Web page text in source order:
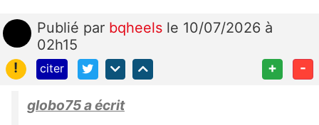
Publié par bqheels le 10/07/2026 à
02h15
!
citer + -
globo75 a écrit